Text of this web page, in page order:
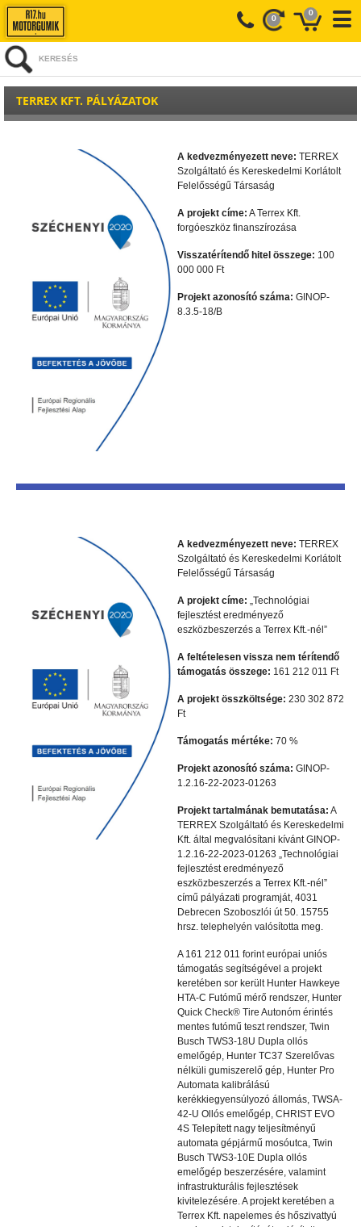
0
0
KERESÉS
TERREX KFT. PÁLYÁZATOK
A kedvezményezett neve: TERREX
Szolgáltató és Kereskedelmi Korlátolt
Felelősségű Társaság
A projekt címe: A Terrex Kft.
forgóeszköz finanszírozása
Visszatérítendő hitel összege: 100
000 000 Ft
Projekt azonosító száma: GINOP-
8.3.5-18/B
A kedvezményezett neve: TERREX
Szolgáltató és Kereskedelmi Korlátolt
Felelősségű Társaság
A projekt címe: „Technológiai
fejlesztést eredményező
eszközbeszerzés a Terrex Kft.-nél”
A feltételesen vissza nem térítendő
támogatás összege: 161 212 011 Ft
A projekt összköltsége: 230 302 872
Ft
Támogatás mértéke: 70 %
Projekt azonosító száma: GINOP-
1.2.16-22-2023-01263
Projekt tartalmának bemutatása: A
TERREX Szolgáltató és Kereskedelmi
Kft. által megvalósítani kívánt GINOP-
1.2.16-22-2023-01263 „Technológiai
fejlesztést eredményező
eszközbeszerzés a Terrex Kft.-nél”
című pályázati programját, 4031
Debrecen Szoboszlói út 50. 15755
hrsz. telephelyén valósította meg.
A 161 212 011 forint európai uniós
támogatás segítségével a projekt
keretében sor került Hunter Hawkeye
HTA-C Futómű mérő rendszer, Hunter
Quick Check® Tire Autonóm érintés
mentes futómű teszt rendszer, Twin
Busch TWS3-18U Dupla ollós
emelőgép, Hunter TC37 Szerelővas
nélküli gumiszerelő gép, Hunter Pro
Automata kalibrálású
kerékkiegyensúlyozó állomás, TWSA-
42-U Ollós emelőgép, CHRIST EVO
4S Telepített nagy teljesítményű
automata gépjármű mosóutca, Twin
Busch TWS3-10E Dupla ollós
emelőgép beszerzésére, valamint
infrastrukturális fejlesztések
kivitelezésére. A projekt keretében a
Terrex Kft. napelemes és hőszivattyú